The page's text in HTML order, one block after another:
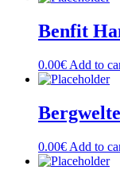
Benfit
0.00€ Add to
0.00€ Add to